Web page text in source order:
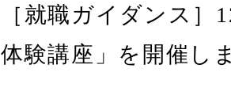
［就職ガイダンス
体験講座」を開催し